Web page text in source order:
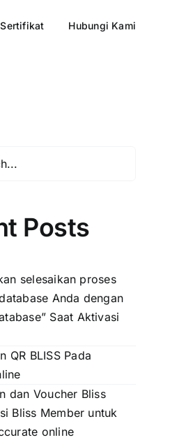
Sertifikat Hubungi Kami
Posts
selesaikan proses
Anda dengan
Saat Aktivasi
QR BLISS Pada
dan Voucher Bliss
Bliss Member untuk
online